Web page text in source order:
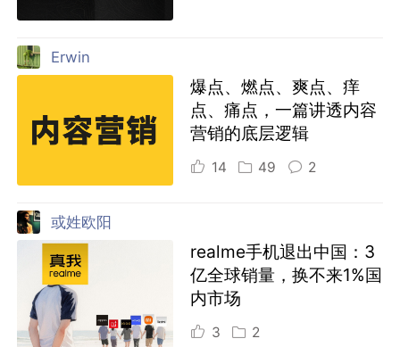
Erwin
爆点、燃点、爽点、痒
点、痛点，一篇讲透内容
营销的底层逻辑
14 49 2
或姓欧阳
realme手机退出中国：3
亿全球销量，换不来1%国
内市场
3 2